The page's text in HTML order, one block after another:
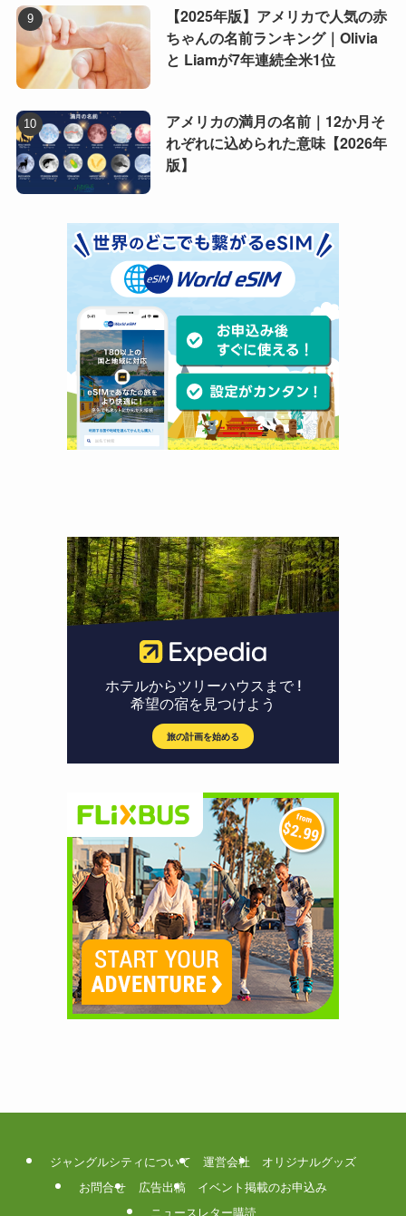
【2025年版】アメリカで人気の赤
ちゃんの名前ランキング｜Olivia
と Liamが7年連続全米1位
アメリカの満月の名前｜12か月そ
れぞれに込められた意味【2026年
版】
ジャングルシティについて 運営会社
オリジナルグッズ
お問合せ
広告出稿
イベント掲載のお申込み
ニュースレター購読